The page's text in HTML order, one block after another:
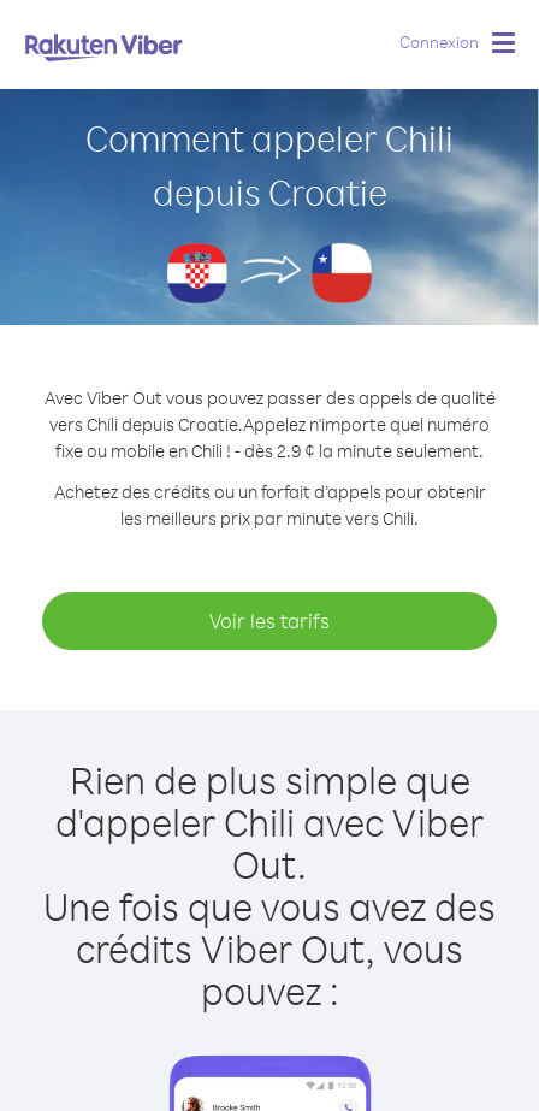
Connexion
Comment appeler Chili
depuis Croatie
Avec Viber Out vous pouvez passer des appels de qualité
vers Chili depuis Croatie.Appelez n'importe quel numéro
fixe ou mobile en Chili ! - dès 2.9 ¢ la minute seulement.
Achetez des crédits ou un forfait d’appels pour obtenir
les meilleurs prix par minute vers Chili.
Voir les tarifs
Rien de plus simple que
d'appeler Chili avec Viber
Out.
Une fois que vous avez des
crédits Viber Out, vous
pouvez :